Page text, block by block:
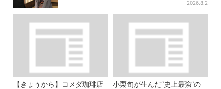
2026.8.2
【きょうから】コメダ珈琲店
小栗旬が生んだ“史上最強”の